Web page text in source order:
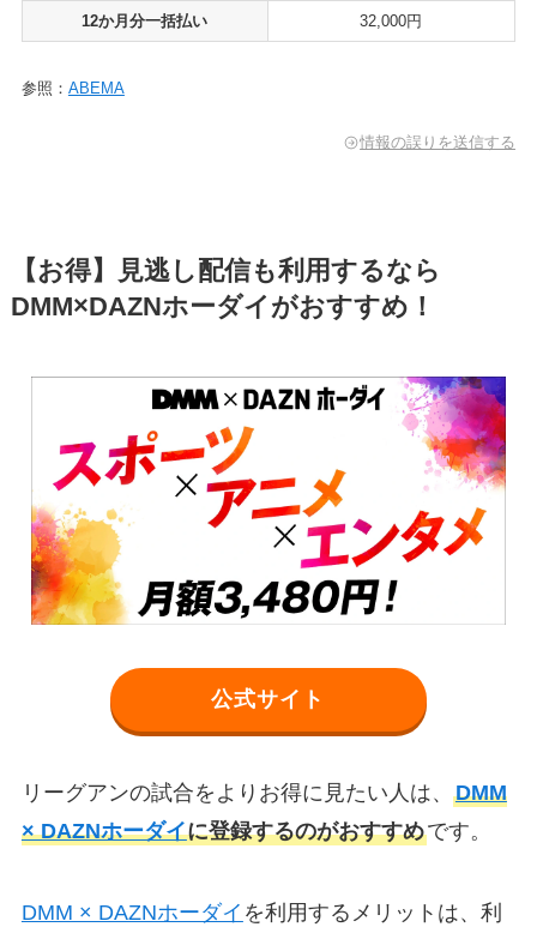
12か月分一括払い 32,000円
参照： ABEMA
情報の誤りを送信する
【お得】見逃し配信も利用するなら
DMM×DAZNホーダイがおすすめ！
公式サイト
リーグアンの試合をよりお得に見たい人は、 DMM
× DAZNホーダイに登録するのがおすすめです。
DMM × DAZNホーダイ を利用するメリットは、利